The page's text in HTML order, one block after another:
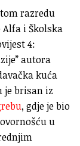
razredu
i Školska
4:
autora
kuća
je brisan iz
, gdje je bio
u